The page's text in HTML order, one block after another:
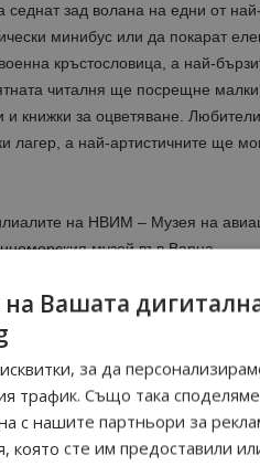
седнат зад волана на едни от
минибус или да покарат
кръстословица, а най-
читалня ще посрещне
и книжки за оцветяване.
лагер, а най-артистичните ще
на НВИМ – Музея на
музей във Варна.
Вашата
за да
трафик. Също така
с нашите партньори за
която сте им предоставили